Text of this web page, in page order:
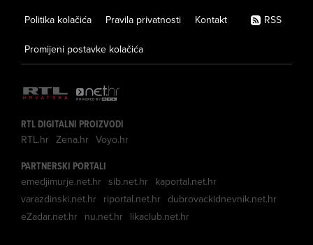
Politika kolačića Pravila privatnosti Kontakt
Promijeni postavke kolačića
RSS
RTL DIGITALNI PROIZVODI
RTL.hr Zena.hr Voyo.hr
PARTNERSKI PORTALI
emedjimurje.net.hr sib.net.hr kaportal.net.hr
varazdinski.net.hr riportal.net.hr dubrovackidnevnik.net.hr
eZadar.net.hr nu.net.hr likaclub.net.hr